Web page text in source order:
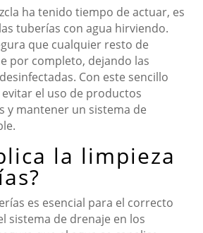
ha tenido tiempo de actuar, es
tuberías con agua hirviendo.
que cualquier resto de
por completo, dejando las
Con este sencillo
el uso de productos
y mantener un sistema de
la limpieza
es esencial para el correcto
sistema de drenaje en los